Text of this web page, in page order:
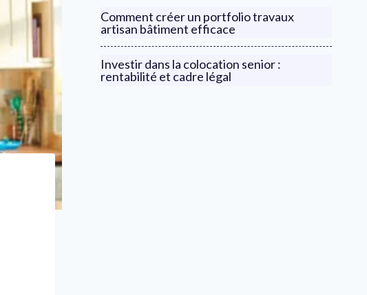
Comment créer un portfolio travaux
artisan bâtiment efficace
Investir dans la colocation senior :
rentabilité et cadre légal